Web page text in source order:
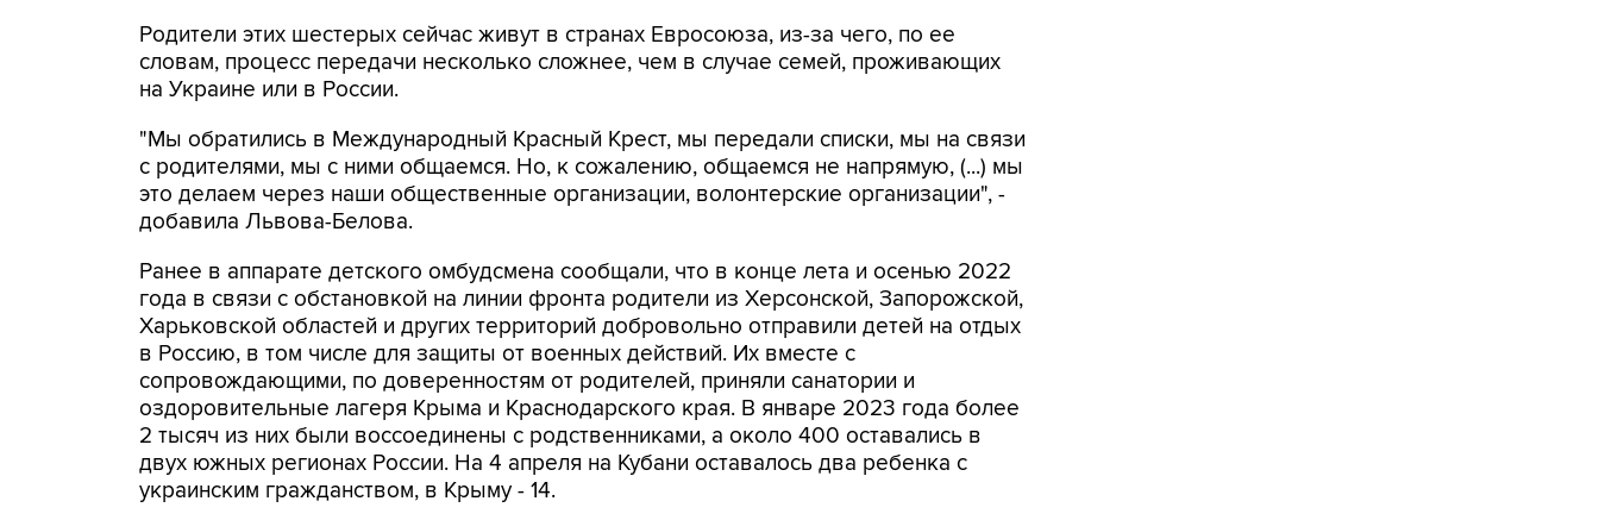
Родители этих шестерых сейчас живут в странах Евросоюза, из-за чего, по ее
словам, процесс передачи несколько сложнее, чем в случае семей, проживающих
на Украине или в России.
"Мы обратились в Международный Красный Крест, мы передали списки, мы на связи
с родителями, мы с ними общаемся. Но, к сожалению, общаемся не напрямую, (...) мы
это делаем через наши общественные организации, волонтерские организации", -
добавила Львова-Белова.
Ранее в аппарате детского омбудсмена сообщали, что в конце лета и осенью 2022
года в связи с обстановкой на линии фронта родители из Херсонской, Запорожской,
Харьковской областей и других территорий добровольно отправили детей на отдых
в Россию, в том числе для защиты от военных действий. Их вместе с
сопровождающими, по доверенностям от родителей, приняли санатории и
оздоровительные лагеря Крыма и Краснодарского края. В январе 2023 года более
2 тысяч из них были воссоединены с родственниками, а около 400 оставались в
двух южных регионах России. На 4 апреля на Кубани оставалось два ребенка с
украинским гражданством, в Крыму - 14.